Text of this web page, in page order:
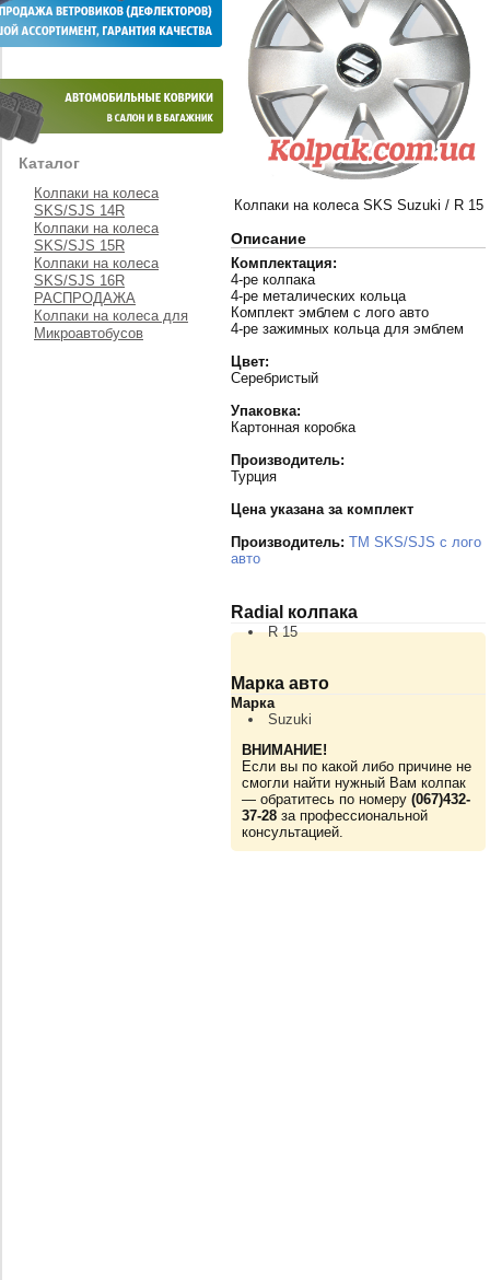
Каталог
Колпаки на колеса
SKS/SJS 14R
Колпаки на колеса
SKS/SJS 15R
Колпаки на колеса
SKS/SJS 16R
РАСПРОДАЖА
Колпаки на колеса для
Микроавтобусов
Колпаки на колеса SKS Suzuki / R 15
Описание
Комплектация:
4-ре колпака
4-ре металических кольца
Комплект эмблем с лого авто
4-ре зажимных кольца для эмблем
Цвет:
Серебристый
Упаковка:
Картонная коробка
Производитель:
Турция
Цена указана за комплект
Производитель: TM SKS/SJS с лого
авто
Radial колпака
R 15
Марка авто
Марка
Suzuki
ВНИМАНИЕ!
Если вы по какой либо причине не
смогли найти нужный Вам колпак
— обратитесь по номеру (067)432-
37-28 за профессиональной
консультацией.